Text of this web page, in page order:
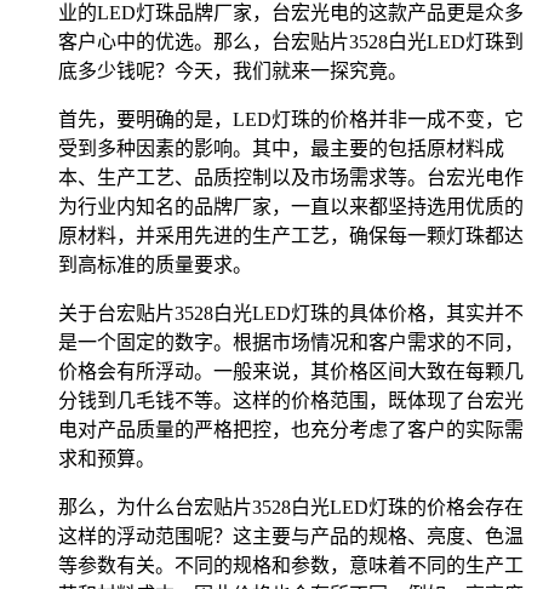
业的LED灯珠品牌厂家，台宏光电的这款产品更是众多
客户心中的优选。那么，台宏贴片3528白光LED灯珠到
底多少钱呢？今天，我们就来一探究竟。
首先，要明确的是，LED灯珠的价格并非一成不变，它
受到多种因素的影响。其中，最主要的包括原材料成
本、生产工艺、品质控制以及市场需求等。台宏光电作
为行业内知名的品牌厂家，一直以来都坚持选用优质的
原材料，并采用先进的生产工艺，确保每一颗灯珠都达
到高标准的质量要求。
关于台宏贴片3528白光LED灯珠的具体价格，其实并不
是一个固定的数字。根据市场情况和客户需求的不同，
价格会有所浮动。一般来说，其价格区间大致在每颗几
分钱到几毛钱不等。这样的价格范围，既体现了台宏光
电对产品质量的严格把控，也充分考虑了客户的实际需
求和预算。
那么，为什么台宏贴片3528白光LED灯珠的价格会存在
这样的浮动范围呢？这主要与产品的规格、亮度、色温
等参数有关。不同的规格和参数，意味着不同的生产工